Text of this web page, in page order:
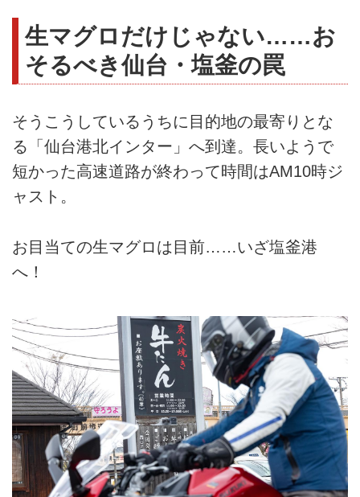
生マグロだけじゃない……お
そるべき仙台・塩釜の罠
そうこうしているうちに目的地の最寄りとな
る「仙台港北インター」へ到達。長いようで
短かった高速道路が終わって時間はAM10時ジ
ャスト。
お目当ての生マグロは目前……いざ塩釜港
へ！